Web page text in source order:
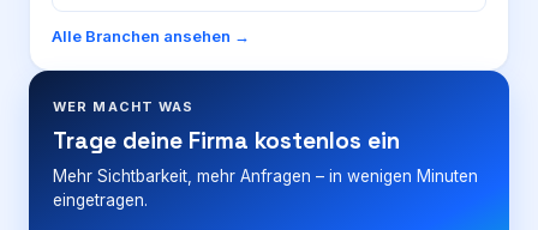
Alle Branchen ansehen →
WER MACHT WAS
Trage deine Firma kostenlos ein
Mehr Sichtbarkeit, mehr Anfragen – in wenigen Minuten
eingetragen.